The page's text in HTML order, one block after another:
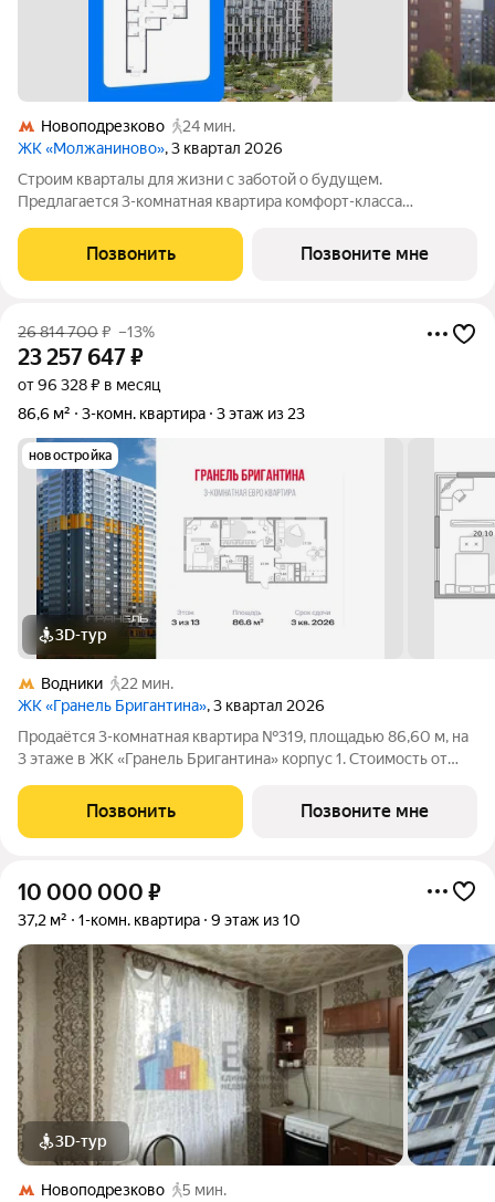
Новоподрезково
24 мин.
ЖК «Молжаниново», 3 квартал 2026
Строим кварталы для жизни с заботой о будущем.
Предлагается 3-комнатная квартира комфорт-класса
в жилом комплексе "Молжаниново".Для тех, кто ценит время,
предлагаем сделать готовую отделку:
Позвонить Позвоните мне
26 814 700₽ –13%
23 257 647₽
от 96 328 ₽ в месяц
86,6 м²
3-комн. квартира 3 этаж из 23
новостройка
3D-тур
Водники
22 мин.
ЖК «Гранель Бригантина», 3 квартал 2026
Продаётся 3-комнатная квартира №319, площадью 86,60 м, на
3 этаже в ЖК «Гранель Бригантина» корпус 1. Стоимость от
во двор. «Город в городе» у воды: 14 монолитных высоток до
23 этажей с
Позвонить Позвоните мне
10 000 000 ₽
37,2 м² 1-комн. квартира 9 этаж из 10
3D-тур
Новоподрезково
5 мин.